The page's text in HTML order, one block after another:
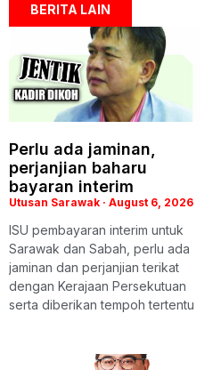
BERITA LAIN
Perlu ada jaminan,
perjanjian baharu
bayaran interim
Utusan Sarawak August 6, 2026
ISU pembayaran interim untuk
Sarawak dan Sabah, perlu ada
jaminan dan perjanjian terikat
dengan Kerajaan Persekutuan
serta diberikan tempoh tertentu